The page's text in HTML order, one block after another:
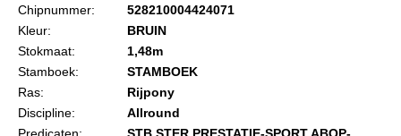
Informatie
Statuten en reglementen
Privacyverklaring
Chipnummer:
528210004424071
Kleur:
BRUIN
Stokmaat:
1,48m
Stamboek:
STAMBOEK
Ras:
Rijpony
Discipline:
Allround